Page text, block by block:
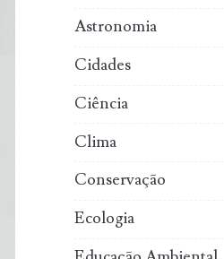
Astronomia
Cidades
Ciência
Clima
Conservação
Ecologia